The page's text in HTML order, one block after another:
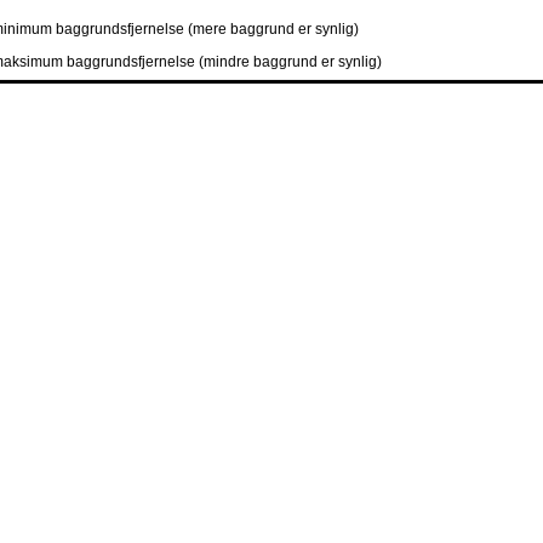
baggrundsfjernelse (mere baggrund er synlig)
baggrundsfjernelse (mindre baggrund er synlig)